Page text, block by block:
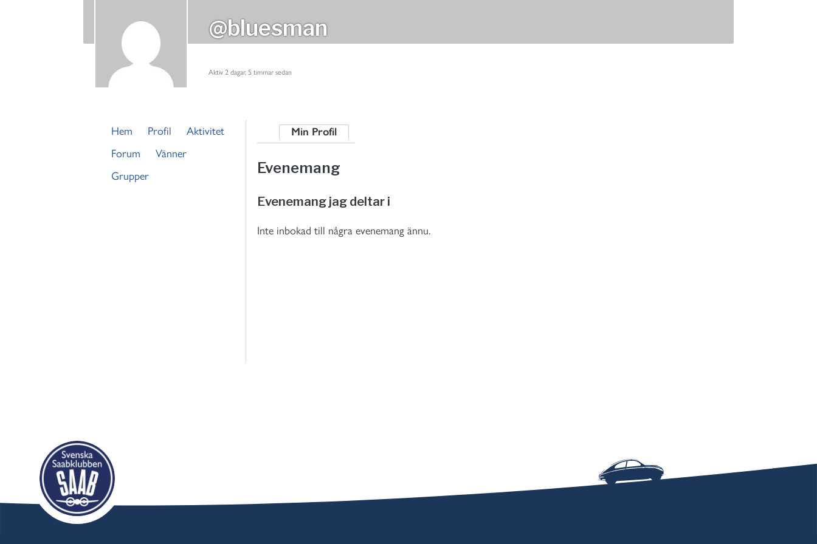
@bluesman
Aktiv 2 dagar, 5 timmar sedan
Hem Profil
Aktivitet
Forum
Vänner
Grupper
Min Profil
Evenemang
Evenemang jag deltar i
Inte inbokad till några evenemang ännu.